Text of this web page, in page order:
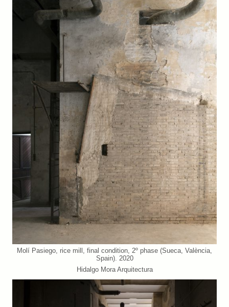
Molí Pasiego, rice mill, final condition, 2º phase (Sueca, València,
Spain). 2020
Hidalgo Mora Arquitectura